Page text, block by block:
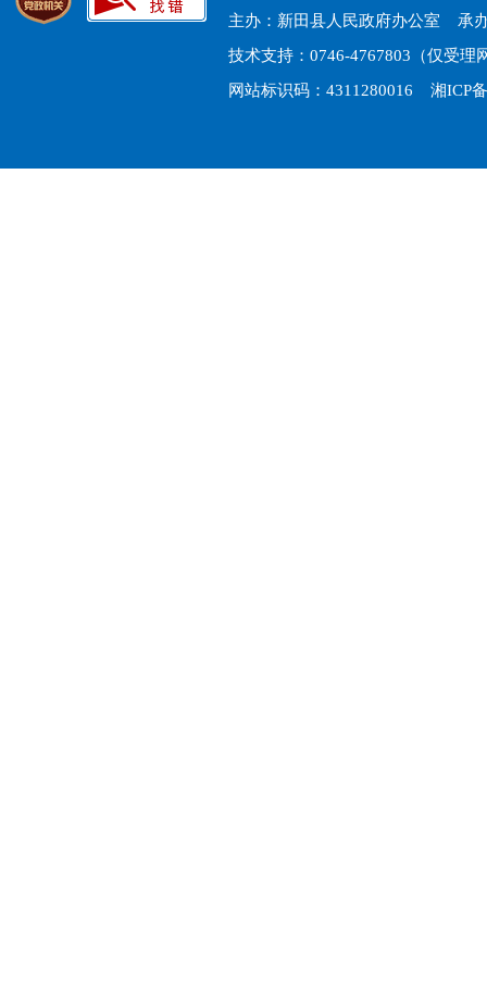
主办：新田县人民政府办公室 承
技术支持：0746-4767803（仅受理
网站标识码：4311280016 湘ICP